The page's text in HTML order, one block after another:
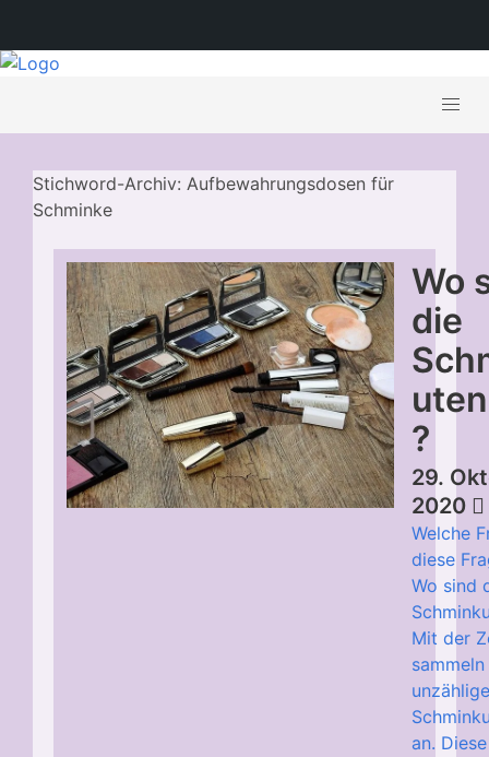
Stichword-Archiv: Aufbewahrungsdosen für
Schminke
Wo
die
?
29.
2020
Welche
diese
Wo sind
Mit der
an.